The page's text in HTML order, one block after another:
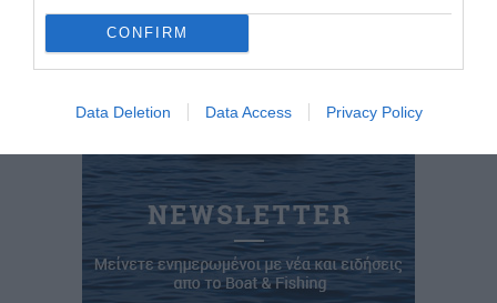
CONFIRM
Data Deletion Data Access Privacy Policy
Βρέθηκε Ψαράς